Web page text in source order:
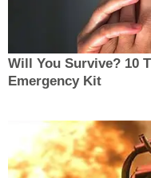
Will You Survive? 10
Emergency Kit